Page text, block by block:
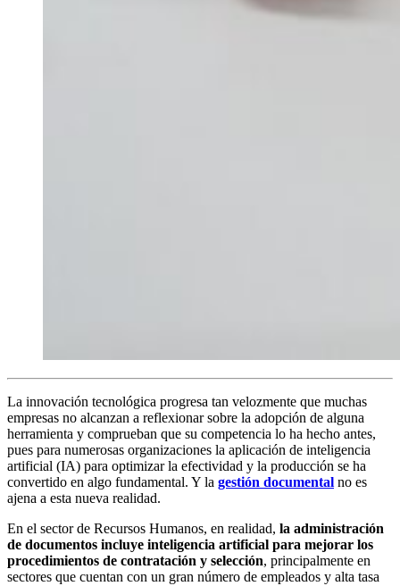
La innovación tecnológica progresa tan velozmente que muchas
empresas no alcanzan a reflexionar sobre la adopción de alguna
herramienta y comprueban que su competencia lo ha hecho antes,
pues para numerosas organizaciones la aplicación de inteligencia
artificial (IA) para optimizar la efectividad y la producción se ha
convertido en algo fundamental. Y la gestión documental no es
ajena a esta nueva realidad.
En el sector de Recursos Humanos, en realidad, la administración
de documentos incluye inteligencia artificial para mejorar los
procedimientos de contratación y selección, principalmente en
sectores que cuentan con un gran número de empleados y alta tasa